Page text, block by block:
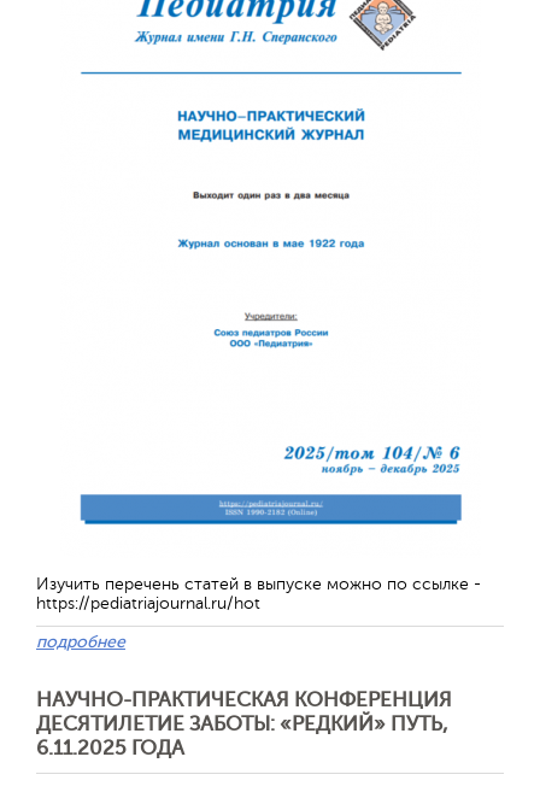
Изучить перечень статей в выпуске можно по ссылке -
https://pediatriajournal.ru/hot
подробнее
НАУЧНО-ПРАКТИЧЕСКАЯ КОНФЕРЕНЦИЯ
ДЕСЯТИЛЕТИЕ ЗАБОТЫ: «РЕДКИЙ» ПУТЬ,
6.11.2025 ГОДА
Отправить